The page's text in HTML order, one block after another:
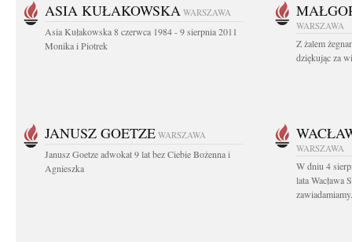
ASIA KUŁAKOWSKA WARSZAWA
Asia Kułakowska 8 czerwca 1984 - 9 sierpnia 2011
Monika i Piotrek
WARSZAWA
Z żalem
dziękując za
JANUSZ GOETZE WARSZAWA
Janusz Goetze adwokat 9 lat bez Ciebie Bożenna i
Agnieszka
WARSZAWA
W dniu 4
lata Wacława